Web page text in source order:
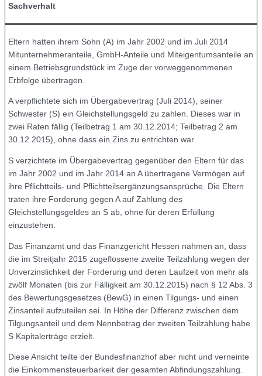
Sachverhalt
Eltern hatten ihrem Sohn (A) im Jahr 2002 und im Juli 2014
Mitunternehmeranteile, GmbH-Anteile und Miteigentumsanteile an
einem Betriebsgrundstück im Zuge der vorweggenommenen
Erbfolge übertragen.
A verpflichtete sich im Übergabevertrag (Juli 2014), seiner
Schwester (S) ein Gleichstellungsgeld zu zahlen. Dieses war in
zwei Raten fällig (Teilbetrag 1 am 30.12.2014; Teilbetrag 2 am
30.12.2015), ohne dass ein Zins zu entrichten war.
S verzichtete im Übergabevertrag gegenüber den Eltern für das
im Jahr 2002 und im Jahr 2014 an A übertragene Vermögen auf
ihre Pflichtteils- und Pflichtteilsergänzungsansprüche. Die Eltern
traten ihre Forderung gegen A auf Zahlung des
Gleichstellungsgeldes an S ab, ohne für deren Erfüllung
einzustehen.
Das Finanzamt und das Finanzgericht Hessen nahmen an, dass
die im Streitjahr 2015 zugeflossene zweite Teilzahlung wegen der
Unverzinslichkeit der Forderung und deren Laufzeit von mehr als
zwölf Monaten (bis zur Fälligkeit am 30.12.2015) nach § 12 Abs. 3
des Bewertungsgesetzes (BewG) in einen Tilgungs- und einen
Zinsanteil aufzuteilen sei. In Höhe der Differenz zwischen dem
Tilgungsanteil und dem Nennbetrag der zweiten Teilzahlung habe
S Kapitalerträge erzielt.
Diese Ansicht teilte der Bundesfinanzhof aber nicht und verneinte
die Einkommensteuerbarkeit der gesamten Abfindungszahlung.